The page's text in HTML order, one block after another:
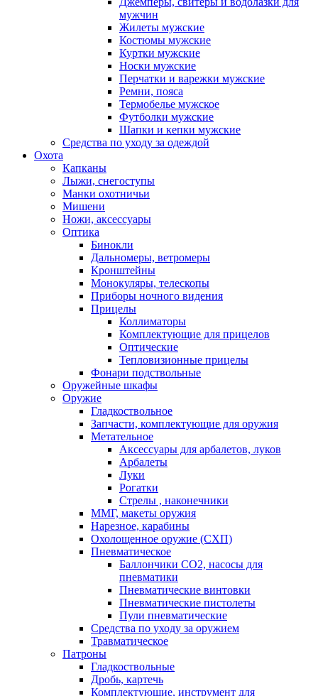
мужчин
Жилеты мужские
Костюмы мужские
Куртки мужские
Носки мужские
Перчатки и варежки мужские
Ремни, пояса
Термобелье мужское
Футболки мужские
Шапки и кепки мужские
Средства по уходу за одеждой
Охота
Капканы
Лыжи, снегоступы
Манки охотничьи
Мишени
Ножи, аксессуары
Оптика
Бинокли
Дальномеры, ветромеры
Кронштейны
Монокуляры, телескопы
Приборы ночного видения
Прицелы
Коллиматоры
Комплектующие для прицелов
Оптические
Тепловизионные прицелы
Фонари подствольные
Оружейные шкафы
Оружие
Гладкоствольное
Запчасти, комплектующие для оружия
Метательное
Аксессуары для арбалетов, луков
Арбалеты
Луки
Рогатки
Стрелы , наконечники
ММГ, макеты оружия
Нарезное, карабины
Охолощенное оружие (СХП)
Пневматическое
Баллончики СО2, насосы для
пневматики
Пневматические винтовки
Пневматические пистолеты
Пули пневматические
Средства по уходу за оружием
Травматическое
Патроны
Гладкоствольные
Дробь, картечь
Комплектующие, инструмент для